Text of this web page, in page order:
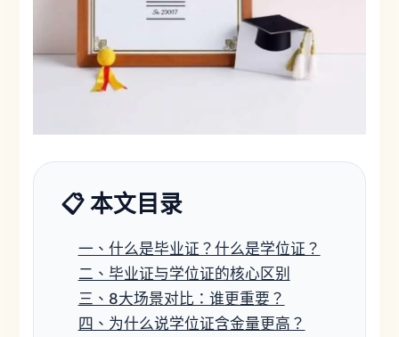
📋 本文目录
一、什么是毕业证？什么是学位证？
二、毕业证与学位证的核心区别
三、8大场景对比：谁更重要？
四、为什么说学位证含金量更高？